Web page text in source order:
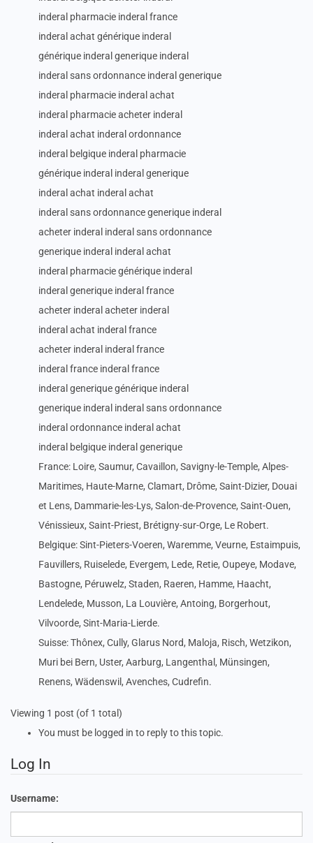
inderal pharmacie inderal france
inderal achat générique inderal
générique inderal generique inderal
inderal sans ordonnance inderal generique
inderal pharmacie inderal achat
inderal pharmacie acheter inderal
inderal achat inderal ordonnance
inderal belgique inderal pharmacie
générique inderal inderal generique
inderal achat inderal achat
inderal sans ordonnance generique inderal
acheter inderal inderal sans ordonnance
generique inderal inderal achat
inderal pharmacie générique inderal
inderal generique inderal france
acheter inderal acheter inderal
inderal achat inderal france
acheter inderal inderal france
inderal france inderal france
inderal generique générique inderal
generique inderal inderal sans ordonnance
inderal ordonnance inderal achat
inderal belgique inderal generique
France: Loire, Saumur, Cavaillon, Savigny-le-Temple, Alpes-
Maritimes, Haute-Marne, Clamart, Drôme, Saint-Dizier, Douai
et Lens, Dammarie-les-Lys, Salon-de-Provence, Saint-Ouen,
Vénissieux, Saint-Priest, Brétigny-sur-Orge, Le Robert.
Belgique: Sint-Pieters-Voeren, Waremme, Veurne, Estaimpuis,
Fauvillers, Ruiselede, Evergem, Lede, Retie, Oupeye, Modave,
Bastogne, Péruwelz, Staden, Raeren, Hamme, Haacht,
Lendelede, Musson, La Louvière, Antoing, Borgerhout,
Vilvoorde, Sint-Maria-Lierde.
Suisse: Thônex, Cully, Glarus Nord, Maloja, Risch, Wetzikon,
Muri bei Bern, Uster, Aarburg, Langenthal, Münsingen,
Renens, Wädenswil, Avenches, Cudrefin.
Viewing 1 post (of 1 total)
You must be logged in to reply to this topic.
Log In
Username: